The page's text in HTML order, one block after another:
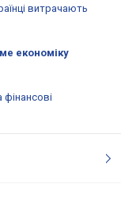
витрачають
економіку